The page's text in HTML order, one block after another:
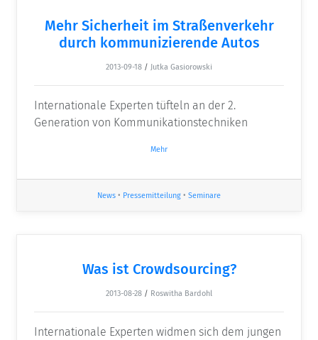
Mehr Sicherheit im Straßenverkehr
durch kommunizierende Autos
2013-09-18 / Jutka Gasiorowski
Internationale Experten tüfteln an der 2.
Generation von Kommunikationstechniken
Mehr
News • Pressemitteilung • Seminare
Was ist Crowdsourcing?
2013-08-28 / Roswitha Bardohl
Internationale Experten widmen sich dem jungen